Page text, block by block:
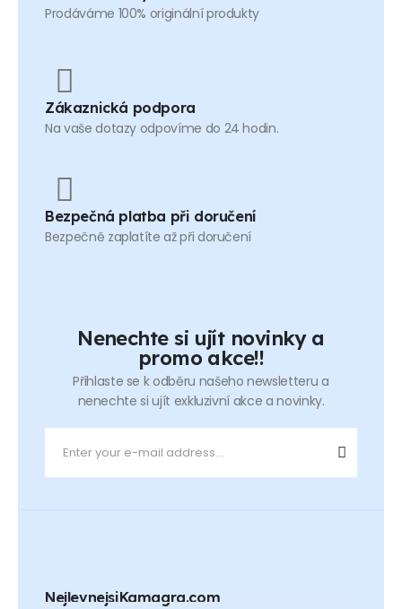
Prodáváme 100% originální produkty
Zákaznická podpora
Na vaše dotazy odpovíme do 24 hodin.
Bezpečná platba při doručení
Bezpečně zaplatíte až při doručení
Nenechte si ujít novinky a
promo akce!!
Přihlaste se k odběru našeho newsletteru a
nenechte si ujít exkluzivní akce a novinky.
NejlevnejsiKamagra.com